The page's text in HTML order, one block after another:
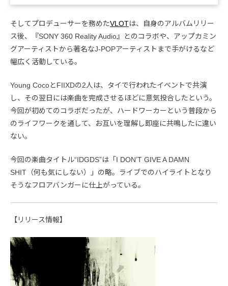
そしてプロデューサーを務めたVLOTは、自身のアルバムリリー
ス後、『SONY 360 Reality Audio』とのコラボや、アップカミン
グアーティストから著名なJ-POPアーティストまで手がけるなど
幅広く活動している。
Young CocoとFIIXDの2人は、タイで行われたイベントで共演
し、その翌日には楽曲を完成させるほどに意気投合したという。
今回が初めてのコラボだったが、ハードワーカーという普段から
のライフワークを通して、お互いを理解し即座に共鳴したに違い
ない。
今回の楽曲タイトル“IDGDS”は「I DON’T GIVE A DAMN
SHIT（何も気にしない）」の略。ライブでのハイライトとなり
そうなフロアバンガーに仕上がっている。
【リリース情報】